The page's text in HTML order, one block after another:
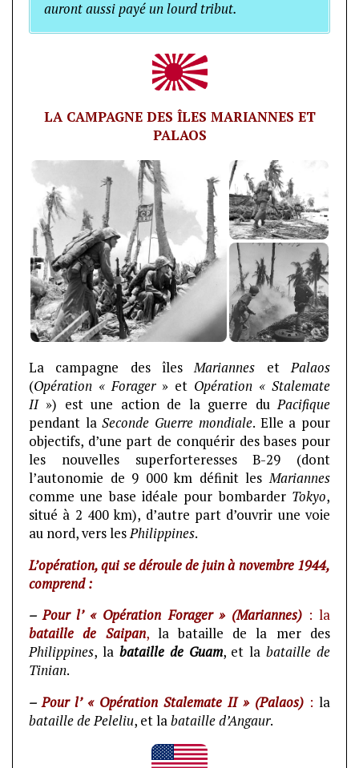
auront aussi payé un lourd tribut.
LA CAMPAGNE DES ÎLES MARIANNES ET
PALAOS
La campagne des îlesMariannes etPalaos
(Opération « Forager» et Opération « Stalemate
II») est une action de la guerre duPacifique
pendant laSeconde Guerre mondiale. Elle a pour
objectifs, d’une part de conquérir des bases pour
les nouvelles superforteresses B-29 (dont
l’autonomie de 9 000 km définit lesMariannes
comme une base idéale pour bombarder Tokyo,
situé à 2 400 km), d’autre part d’ouvrir une voie
au nord, vers lesPhilippines.
L’opération, qui se déroule de juin à novembre 1944,
comprend :
–Pour l’ « Opération Forager » (Mariannes): la
bataille de Saipan,la bataille de la mer des
Philippines, la bataille de Guam, et labataille de
Tinian.
–Pour l’ « Opération Stalemate II » (Palaos): la
bataille de Peleliu, et labataille d’Angaur.